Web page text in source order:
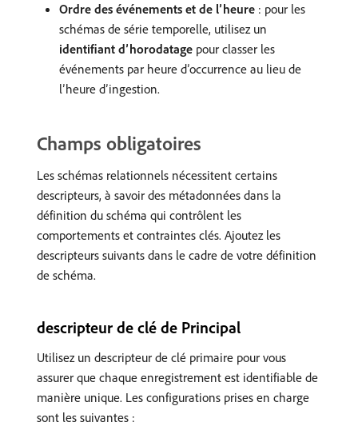
Ordre des événements et de l’heure : pour les
schémas de série temporelle, utilisez un
identifiant d’horodatage pour classer les
événements par heure d’occurrence au lieu de
l’heure d’ingestion.
Champs obligatoires
Les schémas relationnels nécessitent certains
descripteurs, à savoir des métadonnées dans la
définition du schéma qui contrôlent les
comportements et contraintes clés. Ajoutez les
descripteurs suivants dans le cadre de votre définition
de schéma.
descripteur de clé de Principal
Utilisez un descripteur de clé primaire pour vous
assurer que chaque enregistrement est identifiable de
manière unique. Les configurations prises en charge
sont les suivantes :